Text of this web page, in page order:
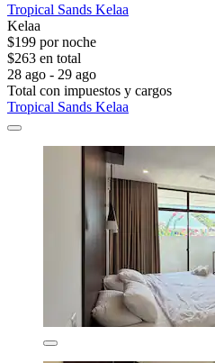
Tropical Sands Kelaa
Kelaa
$199 por noche
$263 en total
28 ago - 29 ago
Total con impuestos y cargos
Tropical Sands Kelaa